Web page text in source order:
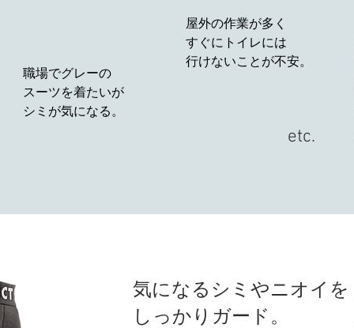
屋外の作業が多く
すぐにトイレには
行けないことが不安。
職場でグレーの
スーツを着たいが
​シミが気になる。
​etc.
気になるシミやニオイを
しっかりガード。